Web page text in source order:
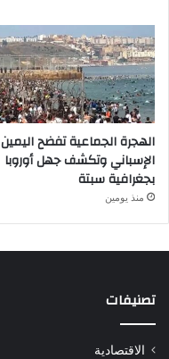
الهجرة الجماعية تفضح اليمين
الإسباني وتكشف جهل أوروبا
بجغرافية سبتة
منذ يومين
تصنيفات
الاقتصادية